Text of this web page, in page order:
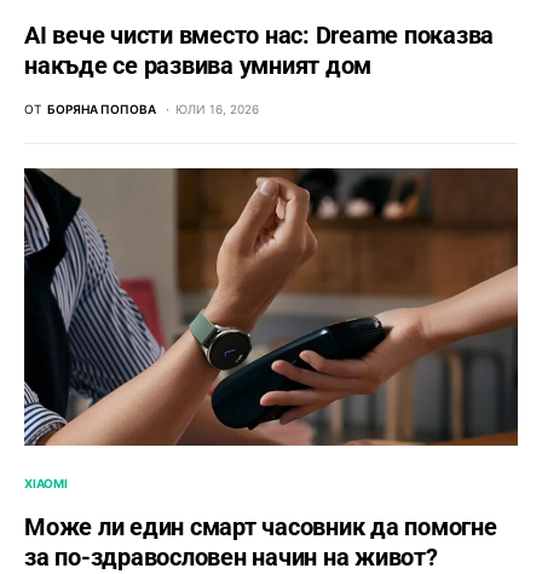
AI вече чисти вместо нас: Dreame показва
накъде се развива умният дом
ОТ БОРЯНА ПОПОВА ЮЛИ 16, 2026
XIAOMI
Може ли един смарт часовник да помогне
за по-здравословен начин на живот?